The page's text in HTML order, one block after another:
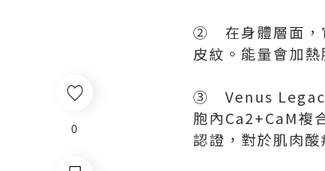
0
② 在身體層面，
皮紋。能量會加
③ Venus Legacy
胞內Ca2+CaM複
認證，對於肌肉酸